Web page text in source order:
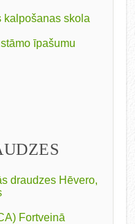
kalpošanas skola
īpašumu
draudzes Hēvero,
Fortveinā